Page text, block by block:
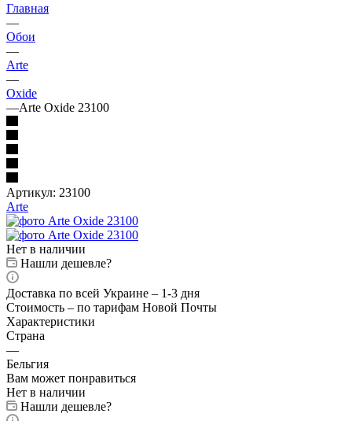
Главная
—
Обои
—
Arte
—
Oxide
—Arte Oxide 23100
Артикул: 23100
Arte
Нет в наличии
Нашли дешевле?
Доставка по всей Украине – 1-3 дня
Стоимость – по тарифам Новой Почты
Характеристики
Страна
—
Бельгия
Вам может понравиться
Нет в наличии
Нашли дешевле?